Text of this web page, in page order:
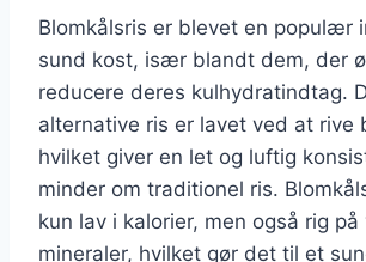
Blomkålsris er blevet en populær
sund kost, især blandt dem, der
reducere deres kulhydratindtag.
alternative ris er lavet ved at rive
hvilket giver en let og luftig
minder om traditionel ris.
kun lav i kalorier, men også rig
mineraler, hvilket gør det til et